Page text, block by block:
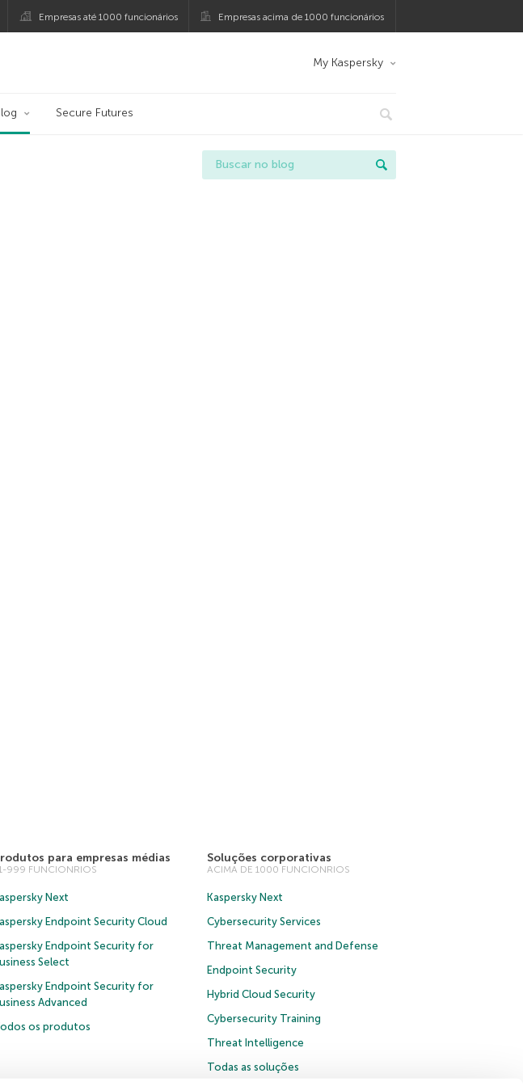
Empresas até 1000 funcionários Empresas acima de 1000 funcionários
My Kaspersky
Secure Futures
para empresas médias
999 FUNCIONRIOS
Next
Endpoint Security Cloud
Endpoint Security for
Select
Endpoint Security for
Advanced
os produtos
Soluções corporativas
ACIMA DE 1000 FUNCIONRIOS
Kaspersky Next
Cybersecurity Services
Threat Management and Defense
Endpoint Security
Hybrid Cloud Security
Cybersecurity Training
Threat Intelligence
Todas as soluções